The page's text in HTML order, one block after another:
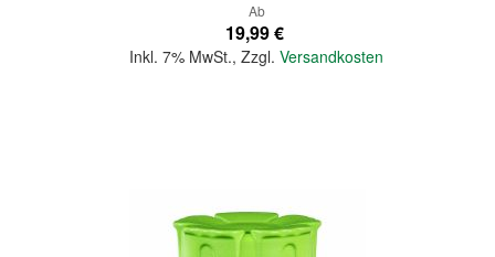
Ab
19,99 €
Inkl. 7% MwSt.,Zzgl.Versandkosten